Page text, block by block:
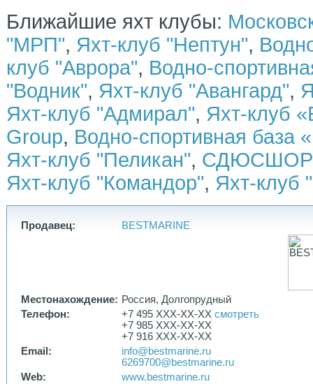
Ближайшие яхт клубы:
"МРП", Яхт-клуб "Нептун",
клуб "Аврора", Водно-
"Водник", Яхт-клуб "Авангард",
Яхт-клуб "Адмирал", Яхт-клуб
Group, Водно-спортивная база
Яхт-клуб "Пеликан", СДЮСШОР
Яхт-клуб "Командор", Яхт-клуб
Продавец: BESTMARINE
Местонахождение: Россия, Долгопрудный
Телефон:
+7 495 XXX-XX-XX
+7 985 XXX-XX-XX
+7 916 XXX-XX-XX
смотреть
Email:
info@bestmarine.ru
6269700@bestmarine.ru
Web:
www.bestmarine.ru